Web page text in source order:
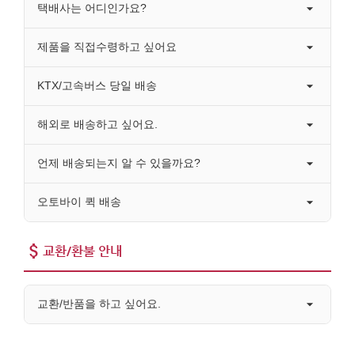
택배사는 어디인가요?
제품을 직접수령하고 싶어요
KTX/고속버스 당일 배송
해외로 배송하고 싶어요.
언제 배송되는지 알 수 있을까요?
오토바이 퀵 배송
교환/환불 안내
교환/반품을 하고 싶어요.